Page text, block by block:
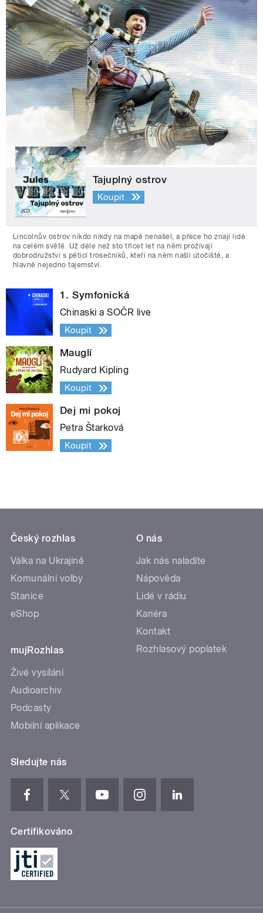
Tajuplný ostrov
Koupit
Lincolnův ostrov nikdo nikdy na mapě nenašel, a přece ho znají lidé
na celém světě. Už déle než sto třicet let na něm prožívají
dobrodružství s pěticí trosečníků, kteří na něm našli útočiště, a
hlavně nejedno tajemství.
1. Symfonická
Chinaski a SOČR live
Koupit
Mauglí
Rudyard Kipling
Koupit
Dej mi pokoj
Petra Štarková
Koupit
Český rozhlas
Válka na Ukrajině
Komunální volby
Stanice
eShop
mujRozhlas
Živé vysílání
Audioarchiv
Podcasty
Mobilní aplikace
O nás
Jak nás naladíte
Nápověda
Lidé v rádiu
Kariéra
Kontakt
Rozhlasový poplatek
Sledujte nás
Certifikováno